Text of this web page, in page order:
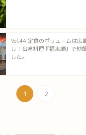
Vol.44 定食のボリュームは
し！台湾料理『福来順』で炒
した。
1 2